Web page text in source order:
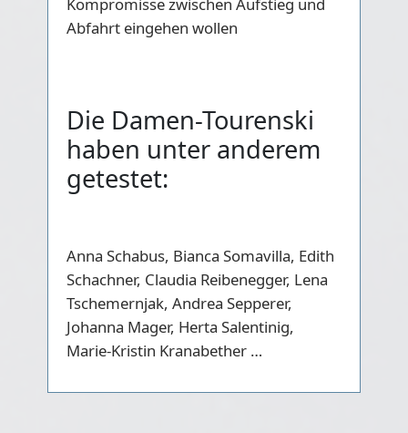
Kompromisse zwischen Aufstieg und
Abfahrt eingehen wollen
Die Damen-Tourenski
haben unter anderem
getestet:
Anna Schabus, Bianca Somavilla, Edith
Schachner, Claudia Reibenegger, Lena
Tschemernjak, Andrea Sepperer,
Johanna Mager, Herta Salentinig,
Marie-Kristin Kranabether …